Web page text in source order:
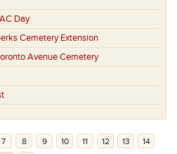
Day
Cemetery Extension
Avenue Cemetery
7 8 9 10 11 12 13
14